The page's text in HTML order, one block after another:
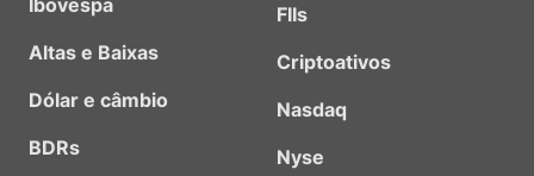
Ibovespa
Altas e Baixas
Dólar e câmbio
BDRs
FIIs
Criptoativos
Nasdaq
Nyse